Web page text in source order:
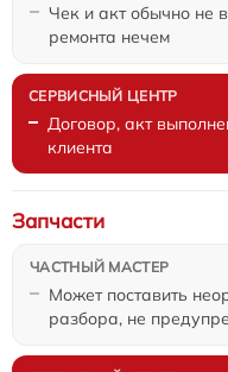
Чек и акт обычно не
ремонта нечем
Договор, акт
клиента
Может поставить
разбора, не
Запчасти